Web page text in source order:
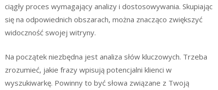
ciągły proces wymagający analizy i dostosowywania. Skupiając
się na odpowiednich obszarach, można znacząco zwiększyć
widoczność swojej witryny.
Na początek niezbędna jest analiza słów kluczowych. Trzeba
zrozumieć, jakie frazy wpisują potencjalni klienci w
wyszukiwarkę. Powinny to być słowa związane z Twoją